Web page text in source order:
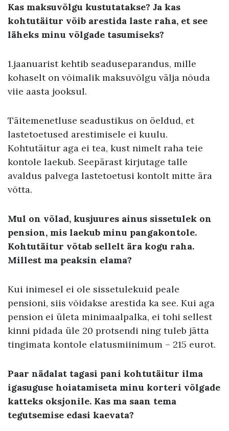
Kas maksuvõlgu kustutatakse? Ja kas
kohtutäitur võib arestida laste raha, et see
läheks minu võlgade tasumiseks?
1.jaanuarist kehtib seaduseparandus, mille
kohaselt on võimalik maksuvõlgu välja nõuda
viie aasta jooksul.
Täitemenetluse seadustikus on öeldud, et
lastetoetused arestimisele ei kuulu.
Kohtutäitur aga ei tea, kust nimelt raha teie
kontole laekub. Seepärast kirjutage talle
avaldus palvega lastetoetusi kontolt mitte ära
võtta.
Mul on võlad, kusjuures ainus sissetulek on
pension, mis laekub minu pangakontole.
Kohtutäitur võtab sellelt ära kogu raha.
Millest ma peaksin elama?
Kui inimesel ei ole sissetulekuid peale
pensioni, siis võidakse arestida ka see. Kui aga
pension ei ületa minimaalpalka, ei tohi sellest
kinni pidada üle 20 protsendi ning tuleb jätta
tingimata kontole elatusmiinimum – 215 eurot.
Paar nädalat tagasi pani kohtutäitur ilma
igasuguse hoiatamiseta minu korteri võlgade
katteks oksjonile. Kas ma saan tema
tegutsemise edasi kaevata?